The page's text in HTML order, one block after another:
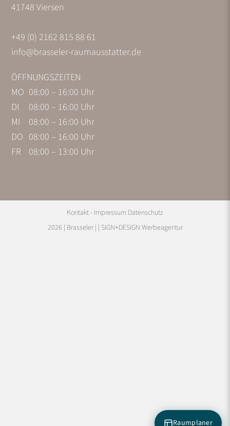
41748 Viersen
+49 (0) 2162 815 88 61
info@brasseler-raumausstatter.de
ÖFFNUNGSZEITEN
MO 08:00 – 16:00 Uhr
DI
08:00 – 16:00 Uhr
MI
08:00 – 16:00 Uhr
DO 08:00 – 16:00 Uhr
FR
08:00 – 13:00 Uhr
Kontakt Impressum Datenschutz
2026 | Brasseler | | SIGN+DESIGN Werbeagentur
Raumplaner